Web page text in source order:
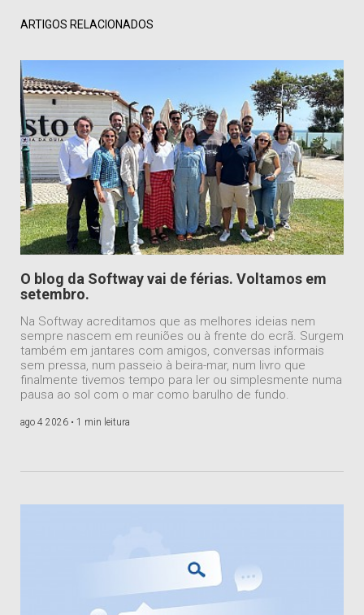
ARTIGOS RELACIONADOS
O blog da Softway vai de férias. Voltamos em
setembro.
Na Softway acreditamos que as melhores ideias nem
sempre nascem em reuniões ou à frente do ecrã. Surgem
também em jantares com amigos, conversas informais
sem pressa, num passeio à beira-mar, num livro que
finalmente tivemos tempo para ler ou simplesmente numa
pausa ao sol com o mar como barulho de fundo.
ago 4 2026 • 1 min leitura